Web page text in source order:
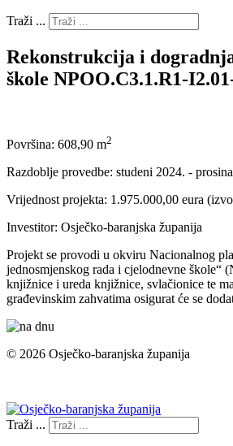
Traži ...
Rekonstrukcija i
škole NPOO.C3.1.R1-
Površina: 608,90 m2
Razdoblje provedbe: studeni 2024. -
Vrijednost projekta: 1.975.000,00 eura
Investitor: Osječko-baranjska županija
Projekt se provodi u okviru Nacionalnog
jednosmjenskog rada i cjelodnevne škole“
knjižnice i ureda knjižnice, svlačionice te
građevinskim zahvatima osigurat će se
© 2026 Osječko-baranjska županija
Traži ...